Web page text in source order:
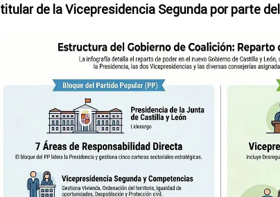
titular de la Vicepresidencia Segunda por parte